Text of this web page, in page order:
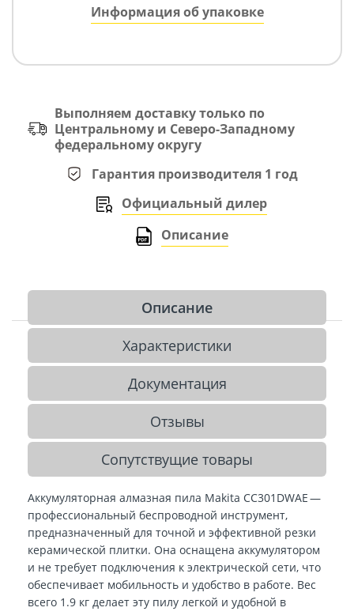
Информация об упаковке
Выполняем доставку только по
Центральному и Северо-Западному
федеральному округу
Гарантия производителя 1 год
Официальный дилер
Описание
Описание
Характеристики
Документация
Отзывы
Сопутствущие товары
Аккумуляторная алмазная пила Makita CC301DWAE —
профессиональный беспроводной инструмент,
предназначенный для точной и эффективной резки
керамической плитки. Она оснащена аккумулятором
и не требует подключения к электрической сети, что
обеспечивает мобильность и удобство в работе. Вес
всего 1.9 кг делает эту пилу легкой и удобной в